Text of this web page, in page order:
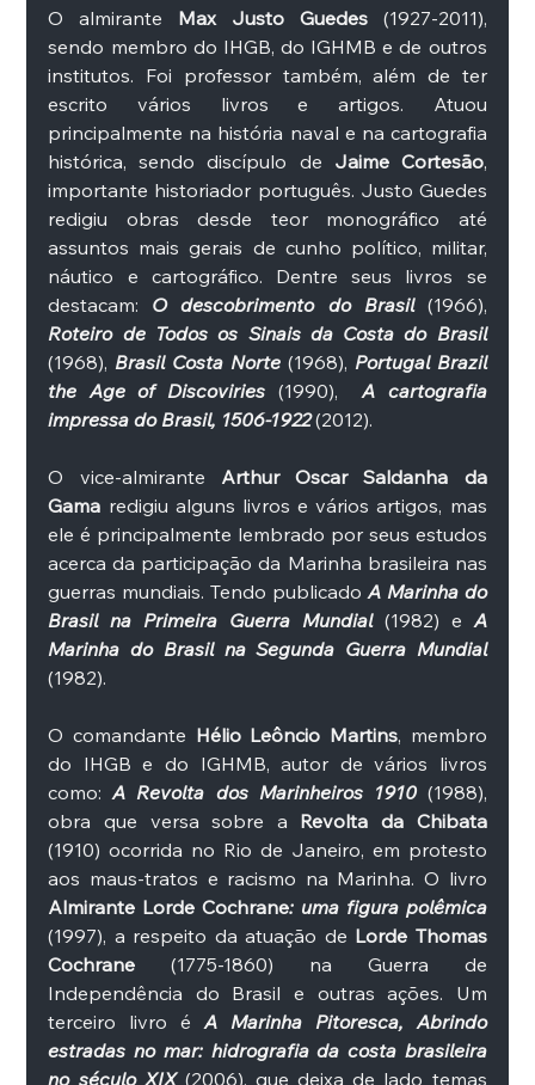
O almirante Max Justo Guedes (1927-2011),
sendo membro do IHGB, do IGHMB e de outros
institutos. Foi professor também, além de ter
escrito vários livros e artigos. Atuou
principalmente na história naval e na cartografia
histórica, sendo discípulo de Jaime Cortesão,
importante historiador português. Justo Guedes
redigiu obras desde teor monográfico até
assuntos mais gerais de cunho político, militar,
náutico e cartográfico. Dentre seus livros se
destacam: O descobrimento do Brasil
Roteiro de Todos os Sinais da Costa do Brasil
(1968), Brasil Costa Norte (1968), Portugal Brazil
the Age of Discoviries (1990), A cartografia
impressa do Brasil, 1506-1922 (2012).
O vice-almirante Arthur Oscar Saldanha da
Gama redigiu alguns livros e vários artigos, mas
ele é principalmente lembrado por seus estudos
acerca da participação da Marinha brasileira nas
guerras mundiais. Tendo publicado A Marinha do
Brasil na Primeira Guerra Mundial (1982) e A
Marinha do Brasil na Segunda Guerra Mundial
(1982).
O comandante Hélio Leôncio Martins, membro
do IHGB e do IGHMB, autor de vários livros
como: A Revolta dos Marinheiros 1910 (1988),
obra que versa sobre a Revolta da Chibata
(1910) ocorrida no Rio de Janeiro, em protesto
Almirante Lorde Cochrane: uma figura polêmica
(1997), a respeito da atuação de Lorde Thomas
Cochrane (1775-1860) na Guerra de
Independência do Brasil e outras ações. Um
terceiro livro é A Marinha Pitoresca, Abrindo
estradas no mar: hidrografia da costa brasileira
no século XIX (2006), que deixa de lado temas